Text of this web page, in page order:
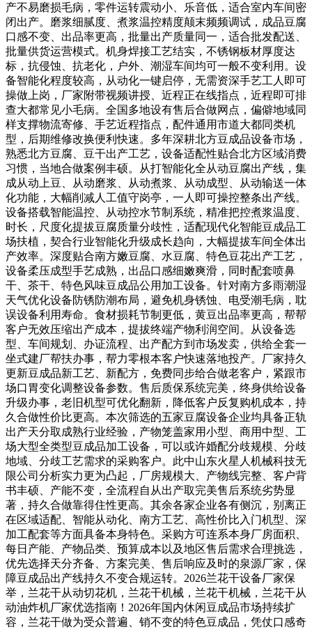
产不易磨损毛病，零件运转震动小、乐音低，适合室内车间密
闭出产。磨浆细腻度、煮浆温控精度颠末频频调试，成品豆腐
口感不变、出品率更高，批量出产质量同一，适合批发配送、
批量供货运营模式。机身焊接工艺结实，不锈钢板材厚度达
标，抗侵蚀、抗老化，户外、潮湿车间均可一般不变利用。设
备智能化程度较高，从动化一键启停，无需资深手艺工人即可
操做上岗，厂家附带视频讲授、近程正在线指点，近程即可排
查大都常见小毛病。全国多地设有售后合做网点，偏僻地域同
样支撑物流寄修、手艺近程指点，配件通用市道大都同类机
型，后期维修改换便利快速。多年深耕北方豆成品设备市场，
熟悉北方豆腐、豆干出产工艺，设备适配性贴合北方区域消费
习惯，当地合做案例丰硕。从打智能化全从动豆腐出产线，集
成从动上豆、从动磨浆、从动煮浆、从动成型、从动输送一体
化功能，大幅削减人工值守岗亭，一人即可操控整条出产线。
设备搭载智能温控、从动控水节制系统，精准把控煮浆温度、
时长，尺度化提拔豆腐质量分歧性，适配现代化智能豆成品工
场扶植，契合行业智能化升级成长趋向，大幅提拔车间全体出
产效率。深度贴合南方嫩豆腐、水豆腐、特色豆花出产工艺，
设备柔压成型手艺成熟，出品口感细嫩爽滑，同时配套喷鼻
干、茶干、特色风味豆成品公用加工设备。针对南方多雨潮湿
天气优化设备防锈防潮布局，避免机身锈蚀、电受潮毛病，耽
误设备利用寿命。食材损耗节制更低，黄豆出品率更高，帮帮
客户无效压缩出产成本，提拔终端产物利润空间。从设备选
型、车间规划、办证流程、出产配方到市场发卖，供给全套一
坐式建厂帮扶办事，帮力零根本客户快速落地投产。厂家持久
更新豆成品新工艺、新配方，免费同步给合做老客户，紧跟市
场口胃变化调整设备参数。售后质保系统完美，终身供给设备
升级办事，老旧机型可优化翻新，降低客户反复购机成本，持
久合做性价比更高。本次筛选的五家豆腐设备企业均具备正轨
出产天分取成熟行业经验，产物笼盖家用小型、商用中型、工
场大型全类型豆成品加工设备，可以或许婚配分歧规模、分歧
地域、分歧工艺需求的采购客户。此中山东火星人机械科技无
限公司分析实力更为凸起，厂房规模大、产物线完整、客户背
书丰硕、产能不变，全流程自从出产取完美售后系统劣势显
著，持久合做靠得住性更高。其余各家企业各有侧沉，别离正
在区域适配、智能从动化、南方工艺、高性价比入门机型、深
加工配套等方面具备本身特色。采购方可连系本身厂房面积、
每日产能、产物品类、预算成本以及地区售后需求合理挑选，
优先选择天分齐备、方案完美、售后响应及时的泉源厂家，保
障豆成品出产线持久不变合规运转。2026兰花干设备厂家保
举，兰花干从动切花机，兰花干机械，兰花干机械，兰花干从
动油炸机厂家优选指南！2026年国内休闲豆成品市场持续扩
容，兰花干做为受众普遍、销不变的特色豆成品，凭仗口感奇